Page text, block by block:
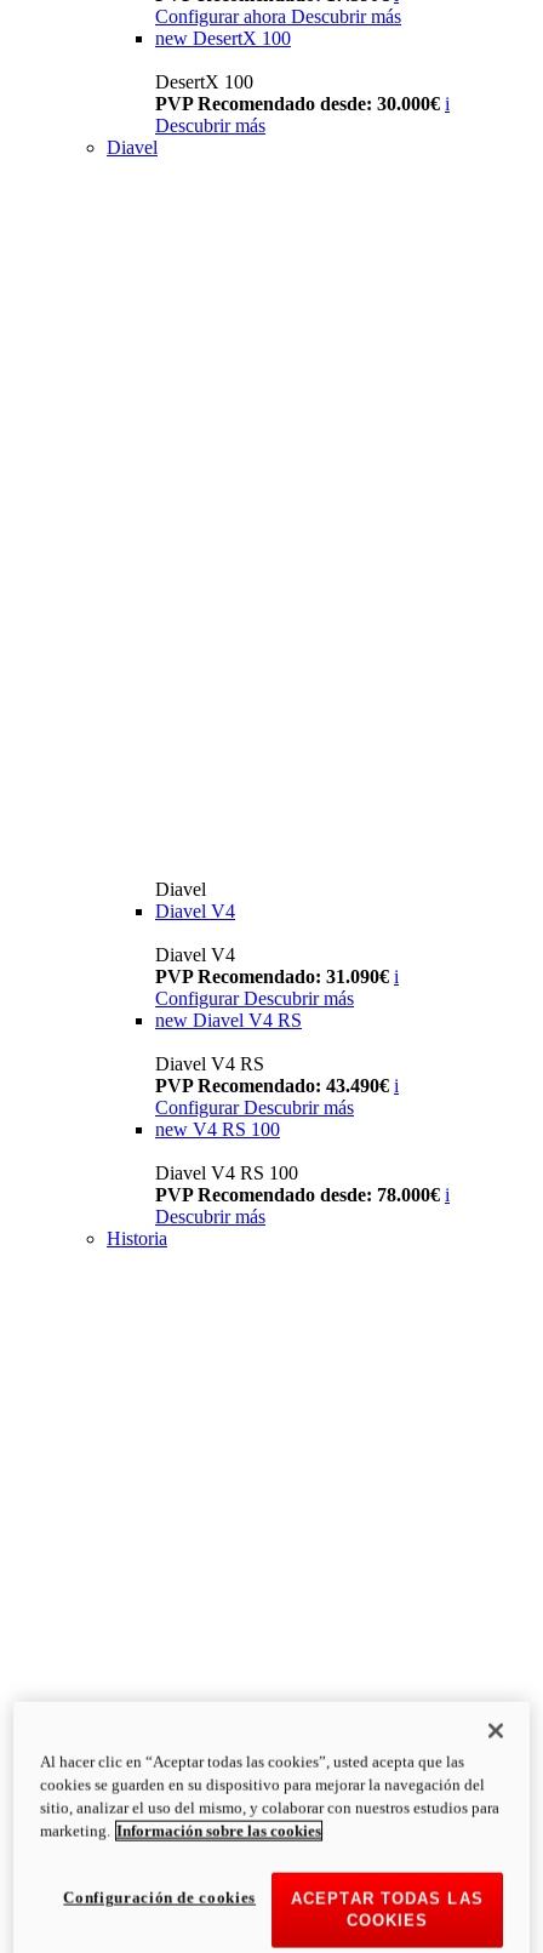
Configurar ahora Descubrir más
new DesertX 100
DesertX 100
PVP Recomendado desde: 30.000€ i
Descubrir más
Diavel
Diavel
Diavel V4
Diavel V4
PVP Recomendado: 31.090€ i
Configurar Descubrir más
new Diavel V4 RS
Diavel V4 RS
PVP Recomendado: 43.490€ i
Configurar Descubrir más
new V4 RS 100
Diavel V4 RS 100
PVP Recomendado desde: 78.000€ i
Descubrir más
Historia
Al hacer clic en “Aceptar todas las cookies”, usted acepta que las
cookies se guarden en su dispositivo para mejorar la navegación del
sitio, analizar el uso del mismo, y colaborar con nuestros estudios para
marketing. Información sobre las cookies
ACEPTAR TODAS LAS
COOKIES
Configuración de cookies